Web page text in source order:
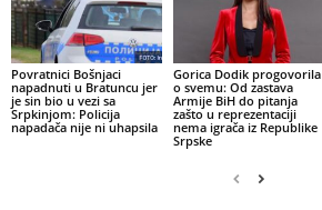
Povratnici Bošnjaci
napadnuti u Bratuncu jer
je sin bio u vezi sa
Srpkinjom: Policija
napadača nije ni uhapsila
Gorica Dodik progovorila
o svemu: Od zastava
Armije BiH do pitanja
zašto u reprezentaciji
nema igrača iz Republike
Srpske